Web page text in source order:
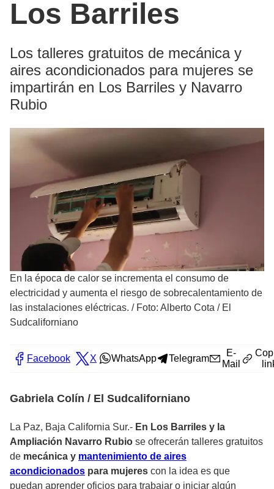
Los Barriles
Los talleres gratuitos de mecánica y
aires acondicionados para mujeres se
impartirán en Los Barriles y Navarro
Rubio
En la época de calor se incrementa el consumo de
electricidad y aumenta el riesgo de sobrecalentamiento de
las instalaciones eléctricas. / Foto: Alberto Cota / El
Sudcaliforniano
Facebook X WhatsApp Telegram
E-
Mail
Gabriela Colín / El Sudcaliforniano
La Paz, Baja California Sur.- En Los Barriles y la
Ampliación Navarro Rubio se ofrecerán talleres gratuitos
de mecánica y mantenimiento de aires
acondicionados para mujeres con la idea es que
puedan aprender oficios para trabajar o iniciar algún